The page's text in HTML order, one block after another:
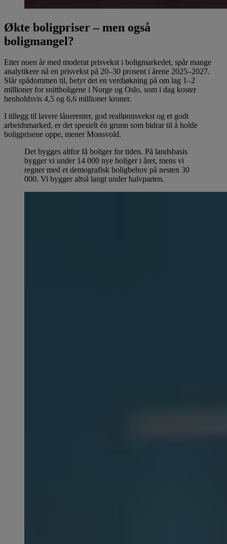
Økte boligpriser – men også
boligmangel?
Etter noen år med moderat prisvekst i boligmarkedet, spår mange
analytikere nå en prisvekst på 20–30 prosent i årene 2025–2027.
Slår spådommen til, betyr det en verdiøkning på om lag 1–2
millioner for snittboligene i Norge og Oslo, som i dag koster
henholdsvis 4,5 og 6,6 millioner kroner.
I tillegg til lavere lånerenter, god reallønnsvekst og et godt
arbeidsmarked, er det spesielt én grunn som bidrar til å holde
boligprisene oppe, mener Monsvold.
Det bygges altfor få boliger for tiden. På landsbasis
bygger vi under 14 000 nye boliger i året, mens vi
regner med et demografisk boligbehov på nesten 30
000. Vi bygger altså langt under halvparten.